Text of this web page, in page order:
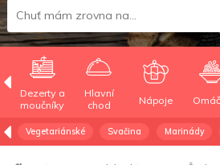
Dezerty a
moučníky
Hlavní
chod
Nápoje
Vegetariánské Svačina Marinády